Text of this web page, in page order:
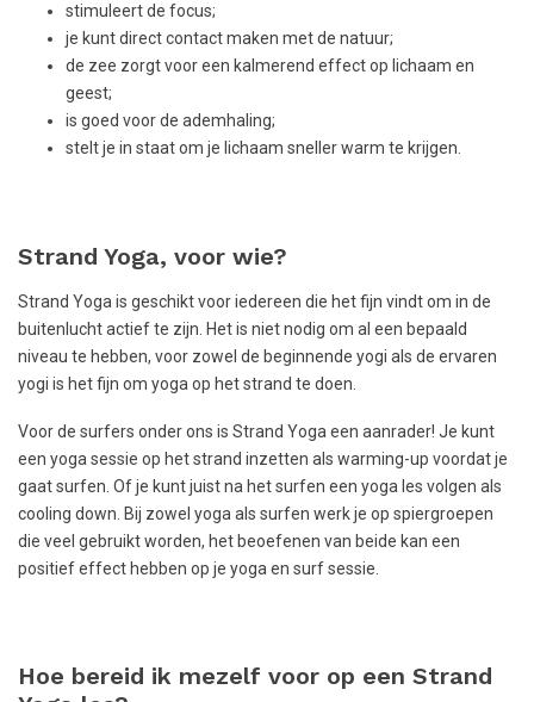
stimuleert de focus;
je kunt direct contact maken met de natuur;
de zee zorgt voor een kalmerend effect op lichaam en
geest;
is goed voor de ademhaling;
stelt je in staat om je lichaam sneller warm te krijgen.
Strand Yoga, voor wie?
Strand Yoga is geschikt voor iedereen die het fijn vindt om in de
buitenlucht actief te zijn. Het is niet nodig om al een bepaald
niveau te hebben, voor zowel de beginnende yogi als de ervaren
yogi is het fijn om yoga op het strand te doen.
Voor de surfers onder ons is Strand Yoga een aanrader! Je kunt
een yoga sessie op het strand inzetten als warming-up voordat je
gaat surfen. Of je kunt juist na het surfen een yoga les volgen als
cooling down. Bij zowel yoga als surfen werk je op spiergroepen
die veel gebruikt worden, het beoefenen van beide kan een
positief effect hebben op je yoga en surf sessie.
Hoe bereid ik mezelf voor op een Strand